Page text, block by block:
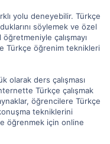
yolu deneyebilir. Türkçe
söylemek ve özel
öğretmeniyle çalışmayı
Türkçe öğrenim teknikleri
olarak ders çalışması
Türkçe çalışmak
öğrencilere Türkçe
tekniklerini
öğrenmek için online